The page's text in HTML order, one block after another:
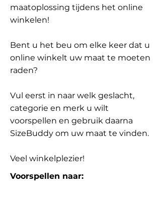
maatoplossing tijdens het online
winkelen!
Bent u het beu om elke keer dat u
online winkelt uw maat te moeten
raden?
Vul eerst in naar welk geslacht,
categorie en merk u wilt
voorspellen en gebruik daarna
SizeBuddy om uw maat te vinden.
Veel winkelplezier!
Voorspellen naar: